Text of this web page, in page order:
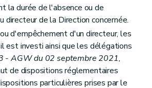
Dispositions particulières à l'Agence wallonne du Patrimoine
1 Délégations budgétaires
la durée de l'absence ou de
directeur de la Direction concernée.
d'empêchement d'un directeur, les
est investi ainsi que les délégations
- AGW du 02 septembre 2021,
de dispositions réglementaires
particulières prises par le